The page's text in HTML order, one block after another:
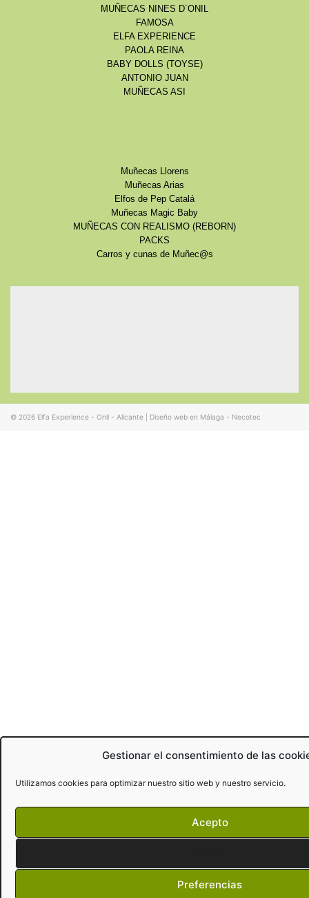
Gestionar el consentimiento de las
Utilizamos cookies para optimizar nuestro sitio web y nuestro servicio.
Acepto
Preferencias
MUÑECAS NINES D´ONIL
FAMOSA
ELFA EXPERIENCE
PAOLA REINA
BABY DOLLS (TOYSE)
ANTONIO JUAN
MUÑECAS ASI
Muñecas Llorens
Muñecas Arias
Elfos de Pep Catalá
Muñecas Magic Baby
MUÑECAS CON REALISMO (REBORN)
PACKS
Carros y cunas de Muñec@s
© 2026 Elfa Experience - Onil - Alicante Diseño web en Málaga - Necotec